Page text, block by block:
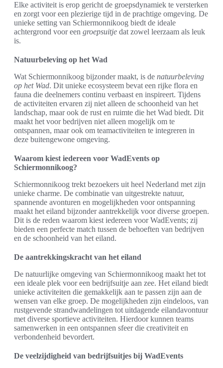
Elke activiteit is erop gericht de groepsdynamiek te versterken
en zorgt voor een plezierige tijd in de prachtige omgeving. De
unieke setting van Schiermonnikoog biedt de ideale
achtergrond voor een groepsuitje dat zowel leerzaam als leuk
is.
Natuurbeleving op het Wad
Wat Schiermonnikoog bijzonder maakt, is de natuurbeleving
op het Wad. Dit unieke ecosysteem bevat een rijke flora en
fauna die deelnemers continu verbaast en inspireert. Tijdens
de activiteiten ervaren zij niet alleen de schoonheid van het
landschap, maar ook de rust en ruimte die het Wad biedt. Dit
maakt het voor bedrijven niet alleen mogelijk om te
ontspannen, maar ook om teamactiviteiten te integreren in
deze buitengewone omgeving.
Waarom kiest iedereen voor WadEvents op
Schiermonnikoog?
Schiermonnikoog trekt bezoekers uit heel Nederland met zijn
unieke charme. De combinatie van uitgestrekte natuur,
spannende avonturen en mogelijkheden voor ontspanning
maakt het eiland bijzonder aantrekkelijk voor diverse groepen.
Dit is de reden waarom kiest iedereen voor WadEvents; zij
bieden een perfecte match tussen de behoeften van bedrijven
en de schoonheid van het eiland.
De aantrekkingskracht van het eiland
De natuurlijke omgeving van Schiermonnikoog maakt het tot
een ideale plek voor een bedrijfsuitje aan zee. Het eiland biedt
unieke activiteiten die gemakkelijk aan te passen zijn aan de
wensen van elke groep. De mogelijkheden zijn eindeloos, van
rustgevende strandwandelingen tot uitdagende eilandavontuur
met diverse sportieve activiteiten. Hierdoor kunnen teams
samenwerken in een ontspannen sfeer die creativiteit en
verbondenheid bevordert.
De veelzijdigheid van bedrijfsuitjes bij WadEvents